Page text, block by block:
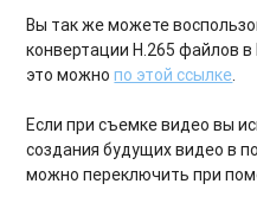
Вы так же можете
конвертации H.265 файлов
это можнопо этой ссылке.
Если при съемке видео вы
создания будущих видео в
можно переключить при